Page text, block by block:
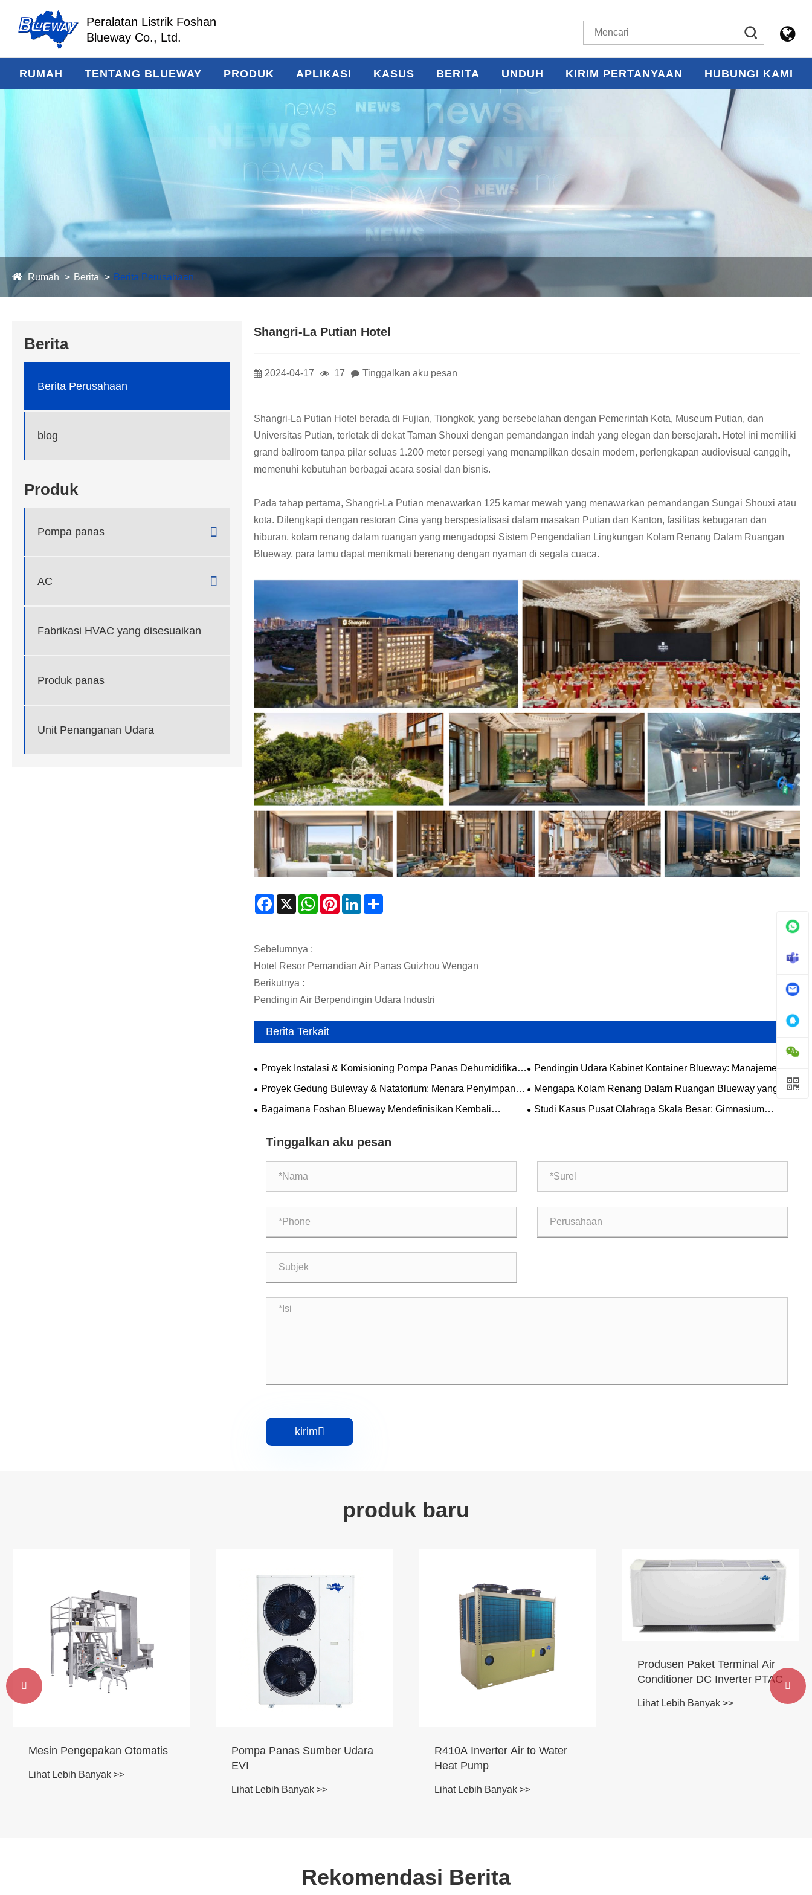
Peralatan Listrik Foshan
Blueway Co., Ltd.
RUMAH TENTANG BLUEWAY PRODUK APLIKASI KASUS BERITA UNDUH KIRIM PERTANYAAN HUBUNGI KAMI
Rumah Berita Berita Perusahaan
Berita
Berita Perusahaan
blog
Produk
Pompa panas 
AC 
Fabrikasi HVAC yang disesuaikan
Produk panas
Unit Penanganan Udara
Shangri-La Putian Hotel
2024-04-17 17 Tinggalkan aku pesan
Shangri-La Putian Hotel berada di Fujian, Tiongkok, yang bersebelahan dengan Pemerintah Kota, Museum Putian, dan
Universitas Putian, terletak di dekat Taman Shouxi dengan pemandangan indah yang elegan dan bersejarah. Hotel ini memiliki
grand ballroom tanpa pilar seluas 1.200 meter persegi yang menampilkan desain modern, perlengkapan audiovisual canggih,
memenuhi kebutuhan berbagai acara sosial dan bisnis.
Pada tahap pertama, Shangri-La Putian menawarkan 125 kamar mewah yang menawarkan pemandangan Sungai Shouxi atau
kota. Dilengkapi dengan restoran Cina yang berspesialisasi dalam masakan Putian dan Kanton, fasilitas kebugaran dan
hiburan, kolam renang dalam ruangan yang mengadopsi Sistem Pengendalian Lingkungan Kolam Renang Dalam Ruangan
Blueway, para tamu dapat menikmati berenang dengan nyaman di segala cuaca.
Facebook
X WhatsAppPinterestLinkedIn
Sebelumnya :
Hotel Resor Pemandian Air Panas Guizhou Wengan
Berikutnya :
Pendingin Air Berpendingin Udara Industri
Berita Terkait
Proyek Instalasi & Komisioning Pompa Panas Dehumidifikasi
Kolam Terintegrasi Greentown Guixiang Garden Selesai
Pendingin Udara Kabinet Kontainer Blueway: Manajemen
Termal yang Dibuat Khusus untuk Kandang Tertutup Luar
Ruangan
Proyek Gedung Buleway & Natatorium: Menara Penyimpanan
Energi China, Shenzhen
Mengapa Kolam Renang Dalam Ruangan Blueway yang
Dapat Dilepas Sangat Cocok Untuk Vila Mewah Danau
Bagaimana Foshan Blueway Mendefinisikan Kembali
Renang Terkenalnya di Menara China Chuneng di Shenzhen?
Studi Kasus Pusat Olahraga Skala Besar: Gimnasium
Tinggalkan aku pesan
kirim
produk baru
Pompa Panas Sumber Udara
R410A Inverter Air to Water
Lihat Lebih Banyak >>
Produsen Paket Terminal Air
Conditioner DC Inverter PTAC
 
Rekomendasi Berita